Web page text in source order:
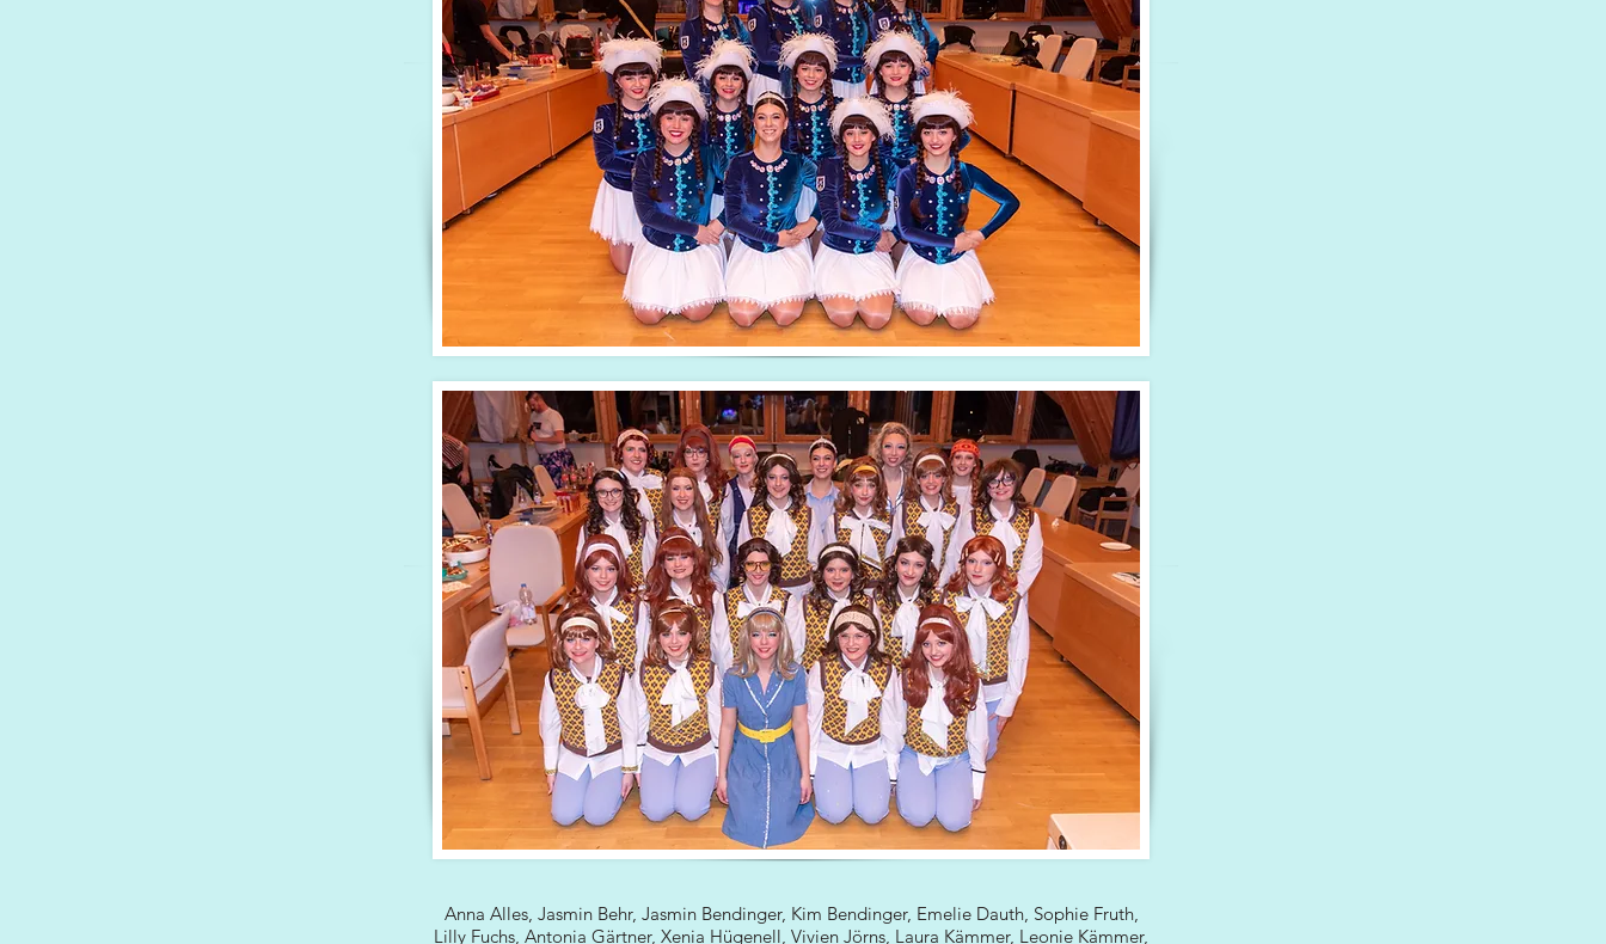
Anna Alles, Jasmin Behr, Jasmin Bendinger, Kim Bendinger, Emelie Dauth, Sophie Fruth,
Lilly Fuchs, Antonia Gärtner, Xenia Hügenell, Vivien Jörns, Laura Kämmer, Leonie Kämmer,